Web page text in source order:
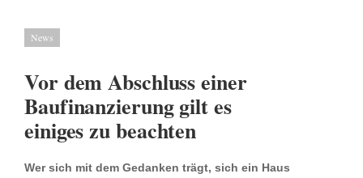
News
Vor dem Abschluss einer
Baufinanzierung gilt es
einiges zu beachten
Wer sich mit dem Gedanken trägt, sich ein Haus